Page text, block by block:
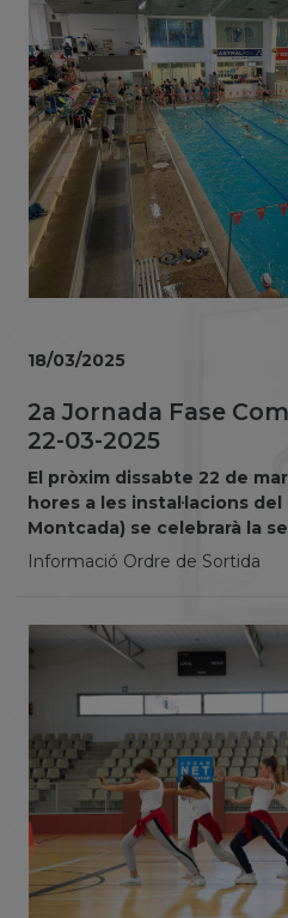
2a Jornada Fase
22-03-2025
El pròxim dissabte 22 de
hores a les instal·lacions
Montcada) se celebrarà la
Informació Ordre de Sortida
18/03/2025